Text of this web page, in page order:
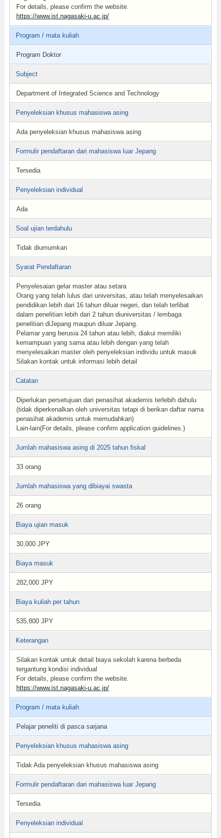
For details, please confirm the website.
https://www.ist.nagasaki-u.ac.jp/
Program / mata kuliah
Program Doktor
Subject
Department of Integrated Science and Technology
Penyeleksian khusus mahasiswa asing
Ada penyeleksian khusus mahasiswa asing
Formulir pendaftaran dari mahasiswa luar Jepang
Tersedia
Penyeleksian individual
Ada
Soal ujian terdahulu
Tidak diumumkan
Syarat Pendaftaran
Penyelesaian gelar master atau setara
Orang yang telah lulus dari universitas, atau telah menyelesaikan
pendidikan lebih dari 16 tahun diluar negeri, dan telah terlibat
dalam penelitian lebih dari 2 tahun diuniversitas / lembaga
penelitian diJepang maupun diluar Jepang.
Pelamar yang berusia 24 tahun atau lebih, diakui memiliki
kemampuan yang sama atau lebih dengan yang telah
menyelesaikan master oleh penyeleksian individu untuk masuk
Silakan kontak untuk informasi lebih detail
Catatan
Diperlukan persetujuan dari penasihat akademis terlebih dahulu
(tidak diperkenalkan oleh universitas tetapi di berikan daftar nama
penasihat akademis untuk memudahkan)
Lain-lain(For details, please confirm application guidelines.)
Jumlah mahasiswa asing di 2025 tahun fiskal
33 orang
Jumlah mahasiswa yang dibiayai swasta
26 orang
Biaya ujian masuk
30,000 JPY
Biaya masuk
282,000 JPY
Biaya kuliah per tahun
535,800 JPY
Keterangan
Silakan kontak untuk detail biaya sekolah karena berbeda
tergantung kondisi individual
For details, please confirm the website.
https://www.ist.nagasaki-u.ac.jp/
Program / mata kuliah
Pelajar peneliti di pasca sarjana
Penyeleksian khusus mahasiswa asing
Tidak Ada penyeleksian khusus mahasiswa asing
Formulir pendaftaran dari mahasiswa luar Jepang
Tersedia
Penyeleksian individual